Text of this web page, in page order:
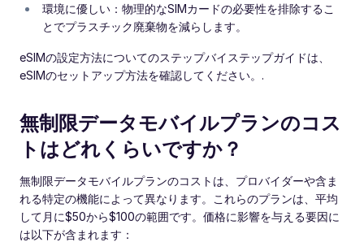
環境に優しい：物理的なSIMカードの必要性を排除するこ
とでプラスチック廃棄物を減らします。
eSIMの設定方法についてのステップバイステップガイドは、
eSIMのセットアップ方法を確認してください。.
無制限データモバイルプランのコス
トはどれくらいですか？
無制限データモバイルプランのコストは、プロバイダーや含ま
れる特定の機能によって異なります。これらのプランは、平均
して月に$50から$100の範囲です。価格に影響を与える要因に
は以下が含まれます：